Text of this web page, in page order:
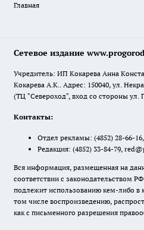
Главная
Сетевое издание
Учредитель: ИП Кокарева Анна
Кокарева А.К.. Адрес: 150040, ул.
(ТЦ "Североход", вход со стороны ул.
Контакты:
Отдел рекламы: (4852) 28-66-16,
Редакция: (4852) 33-84-79,
Вся информация, размещенная на
соответствии с законодательством
подлежит использованию кем-либо в
том числе воспроизведению,
как с письменного разрешения